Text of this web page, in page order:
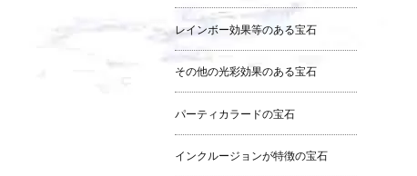
レインボー効果等のある宝石
その他の光彩効果のある宝石
パーティカラードの宝石
インクルージョンが特徴の宝石